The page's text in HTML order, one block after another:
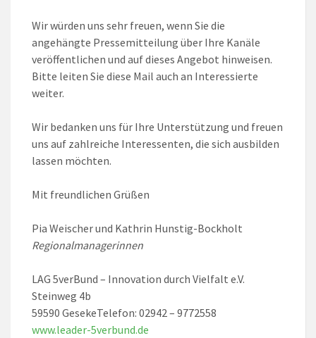
Wir würden uns sehr freuen, wenn Sie die
angehängte Pressemitteilung über Ihre Kanäle
veröffentlichen und auf dieses Angebot hinweisen.
Bitte leiten Sie diese Mail auch an Interessierte
weiter.
Wir bedanken uns für Ihre Unterstützung und freuen
uns auf zahlreiche Interessenten, die sich ausbilden
lassen möchten.
Mit freundlichen Grüßen
Pia Weischer und Kathrin Hunstig-Bockholt
Regionalmanagerinnen
LAG 5verBund – Innovation durch Vielfalt e.V.
Steinweg 4b
59590 GesekeTelefon: 02942 – 9772558
www.leader-5verbund.de